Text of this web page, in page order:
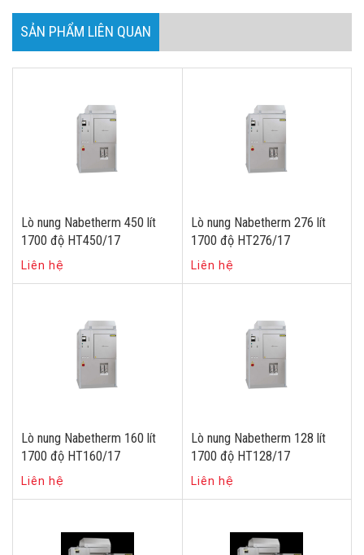
SẢN PHẨM LIÊN QUAN
Lò nung Nabetherm 450 lít
1700 độ HT450/17
Liên hệ
Lò nung Nabetherm 276 lít
1700 độ HT276/17
Liên hệ
Lò nung Nabetherm 160 lít
1700 độ HT160/17
Liên hệ
Lò nung Nabetherm 128 lít
1700 độ HT128/17
Liên hệ